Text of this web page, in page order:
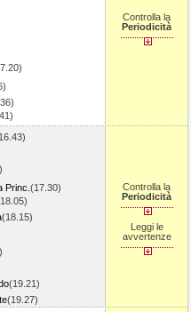
Controlla la
Periodicità
Princ. (17.30)
(18.15)
(19.21)
(19.27)
Controlla la
Periodicità
Leggi le
avvertenze